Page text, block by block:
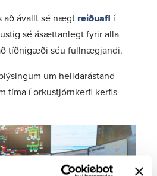
að ávallt sé nægt reiðuafl í
sé ásætt­an­legt fyrir alla
tíðnigæði séu full­nægj­andi.
um heild­ar­ástand
tíma í orku­stjórn­kerfi kerf­is­